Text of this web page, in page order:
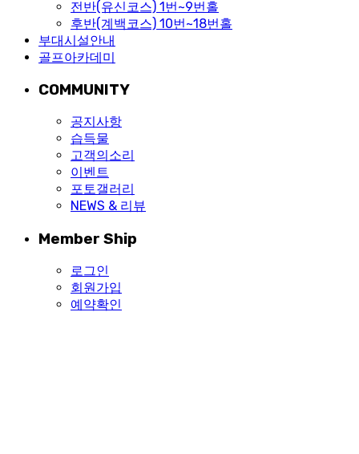
전반(유신코스) 1번~9번홀
후반(계백코스) 10번~18번홀
부대시설안내
골프아카데미
COMMUNITY
공지사항
습득물
고객의소리
이벤트
포토갤러리
NEWS & 리뷰
Member Ship
로그인
회원가입
예약확인